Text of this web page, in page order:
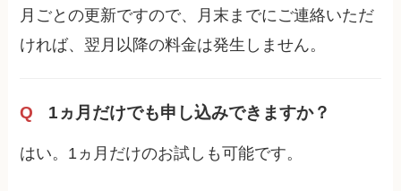
月ごとの更新ですので、月末までにご連絡いただ
ければ、翌月以降の料金は発生しません。
1ヵ月だけでも申し込みできますか？
はい。1ヵ月だけのお試しも可能です。